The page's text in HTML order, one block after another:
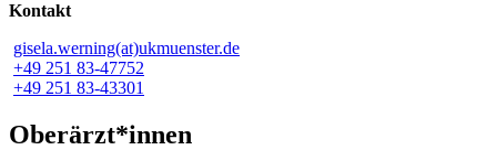
Kontakt
gisela.werning(at)ukmuenster.de
+49 251 83-47752
+49 251 83-43301
Oberärzt*innen